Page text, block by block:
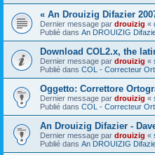
« An Drouizig Difazier
Dernier message par drouizig «
Publié dans An DROUIZIG
Download COL2.x, the
Dernier message par drouizig «
Publié dans COL - Correcteur
Oggetto: Correttore
Dernier message par drouizig «
Publié dans COL - Correcteur
An Drouizig Difazier -
Dernier message par drouizig «
Publié dans An DROUIZIG